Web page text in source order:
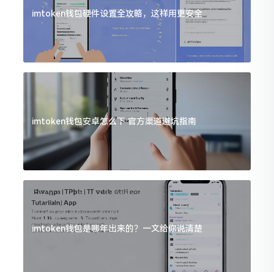
imtoken钱包硬件设置全攻略，这样用更安全
imtoken钱包安卓怎么下 官方渠道避坑指南
imtoken钱包是哪年出来的？一文给你说清楚